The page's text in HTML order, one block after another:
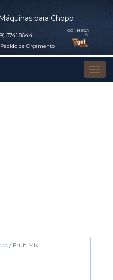
Máquinas para Chopp
3741.8644
de Orçamento
CONHEÇA
A
/ Fruit Mix